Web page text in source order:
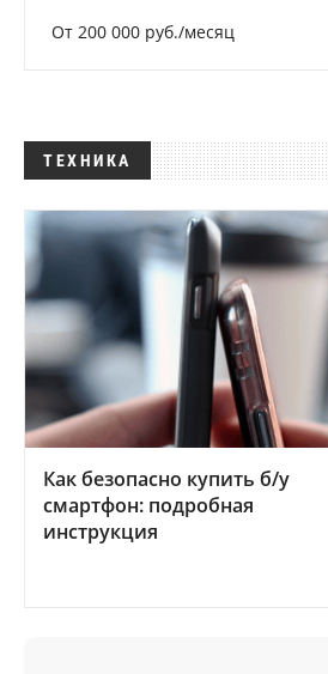
От 200 000 руб./месяц
ТЕХНИКА
Как безопасно купить б/у
смартфон: подробная
инструкция